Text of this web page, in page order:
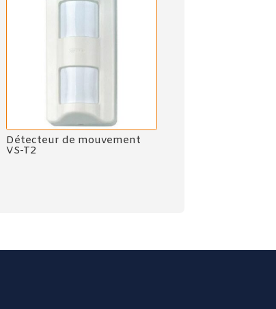
Détecteur de mouvement
VS-T2